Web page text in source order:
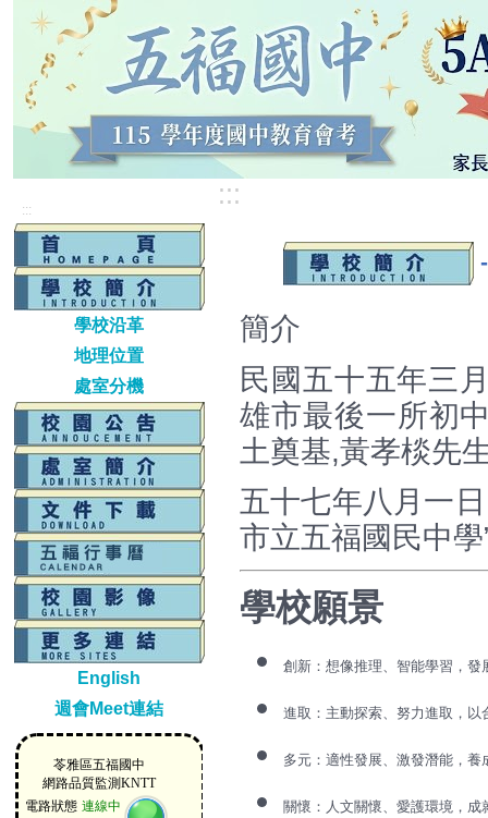
:::
學校沿革
地理位置
處室分機
English
週會Meet連結
:::
簡介
民國五十五年三
雄市最後一所初
土奠基,黃孝棪先
五十七年八月一
市立五福國民中
學校願景
創新：想像推理、智能學習，發
進取：主動探索、努力進取，以
多元：適性發展、激發潛能，養
關懷：人文關懷、愛護環境，成